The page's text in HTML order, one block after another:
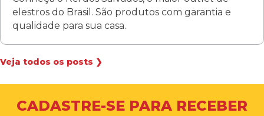
elestros do Brasil. São produtos com garantia e
qualidade para sua casa.
Veja todos os posts ❯
CADASTRE-SE PARA RECEBER